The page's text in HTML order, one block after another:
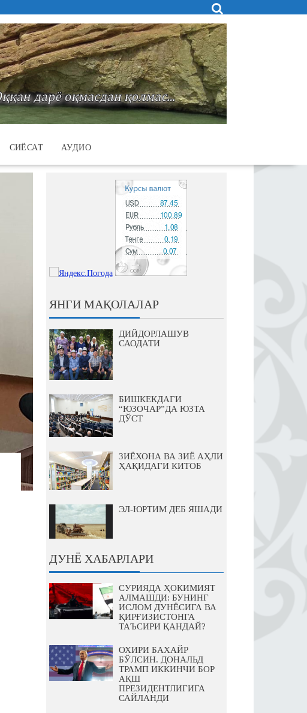
СИЁСАТ АУДИО
ЯНГИ МАҚОЛАЛАР
ДИЙДОРЛАШУВ
САОДАТИ
БИШКЕКДАГИ
“ЮЗОЧАР”ДА ЮЗТА
ДЎСТ
ЗИЁХОНА ВА ЗИЁ АҲЛИ
ҲАҚИДАГИ КИТОБ
ЭЛ-ЮРТИМ ДЕБ ЯШАДИ
ДУНЁ ХАБАРЛАРИ
СУРИЯДА ҲОКИМИЯТ
АЛМАШДИ: БУНИНГ
ИСЛОМ ДУНЁСИГА ВА
ҚИРҒИЗИСТОНГА
ТАЪСИРИ ҚАНДАЙ?
ОХИРИ БАХАЙР
БЎЛСИН. ДОНАЛЬД
ТРАМП ИККИНЧИ БОР
АҚШ
ПРЕЗИДЕНТЛИГИГА
САЙЛАНДИ